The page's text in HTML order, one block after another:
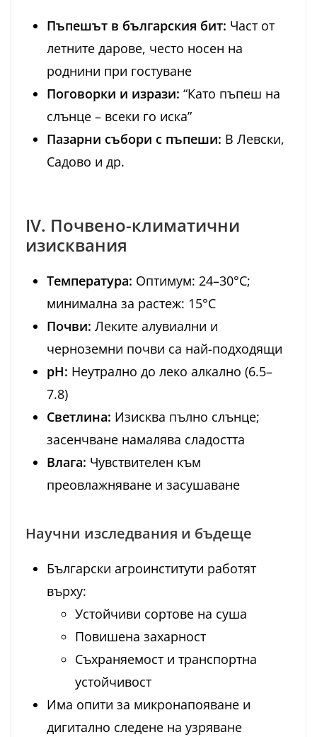
Пъпешът в българския бит: Част от
летните дарове, често носен на
роднини при гостуване
Поговорки и изрази: “Като пъпеш на
слънце – всеки го иска”
Пазарни събори с пъпеши: В Левски,
Садово и др.
IV. Почвено-климатични
изисквания
Температура: Оптимум: 24–30°C;
минимална за растеж: 15°C
Почви: Леките алувиални и
черноземни почви са най-подходящи
pH: Неутрално до леко алкално (6.5–
7.8)
Светлина: Изисква пълно слънце;
засенчване намалява сладостта
Влага: Чувствителен към
преовлажняване и засушаване
Научни изследвания и бъдеще
Български агроинститути работят
върху:
Устойчиви сортове на суша
Повишена захарност
Съхраняемост и транспортна
устойчивост
Има опити за микронапояване и
дигитално следене на узряване